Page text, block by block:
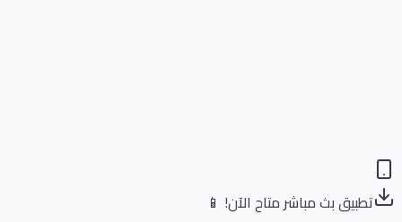
تطبيق بث مباشر متاح الآن! 📱